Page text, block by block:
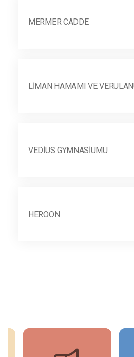
MERMER CADDE
LIMAN HAMAMI VE
VEDIUS GYMNASIUMU
HEROON